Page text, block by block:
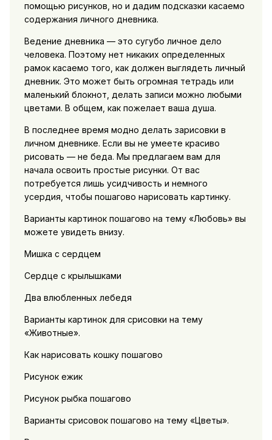
помощью рисунков, но и дадим подсказки касаемо
содержания личного дневника.
Ведение дневника — это сугубо личное дело
человека. Поэтому нет никаких определенных
рамок касаемо того, как должен выглядеть личный
дневник. Это может быть огромная тетрадь или
маленький блокнот, делать записи можно любыми
цветами. В общем, как пожелает ваша душа.
В последнее время модно делать зарисовки в
личном дневнике. Если вы не умеете красиво
рисовать — не беда. Мы предлагаем вам для
начала освоить простые рисунки. От вас
потребуется лишь усидчивость и немного
усердия, чтобы пошагово нарисовать картинку.
Варианты картинок пошагово на тему «Любовь» вы
можете увидеть внизу.
Мишка с сердцем
Сердце с крылышками
Два влюбленных лебедя
Варианты картинок для срисовки на тему
«Животные».
Как нарисовать кошку пошагово
Рисунок ежик
Рисунок рыбка пошагово
Варианты срисовок пошагово на тему «Цветы».